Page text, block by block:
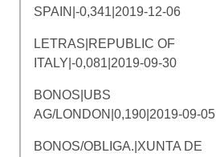
SPAIN|-0,341|2019-12-06
LETRAS|REPUBLIC OF
ITALY|-0,081|2019-09-30
BONOS|UBS
AG/LONDON|0,190|2019-09-05
BONOS/OBLIGA.|XUNTA DE